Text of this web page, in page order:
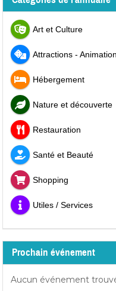
Art et Culture
Attractions -
Hébergement
Nature et découverte
Restauration
Santé et Beauté
Shopping
Utiles / Services
Prochain événement
Aucun événement